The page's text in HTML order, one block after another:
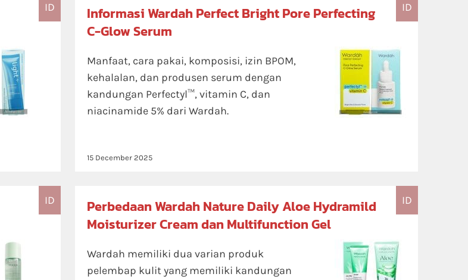
ID ID
Informasi Wardah Perfect Bright Pore Perfecting
C-Glow Serum
Manfaat, cara pakai, komposisi, izin BPOM,
kehalalan, dan produsen serum dengan
kandungan Perfectyl™, vitamin C, dan
niacinamide 5% dari Wardah.
15 December 2025
ID ID
Perbedaan Wardah Nature Daily Aloe Hydramild
Moisturizer Cream dan Multifunction Gel
Wardah memiliki dua varian produk
pelembap kulit yang memiliki kandungan